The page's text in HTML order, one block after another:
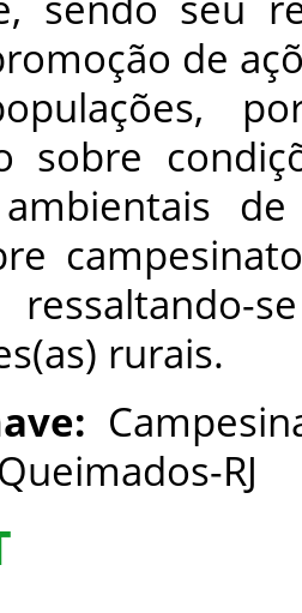
de
sobre
de
rurais.
RJ